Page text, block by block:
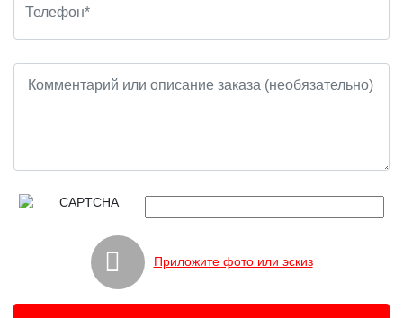
Приложите фото или эскиз